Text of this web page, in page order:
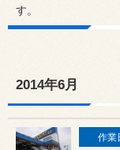
す。
2014年6月
作業